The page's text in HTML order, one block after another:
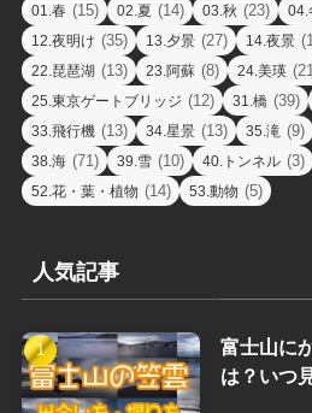
01.春 (15) 02.夏 (14) 03.秋 (23) 04.
12.夜明け (35) 13.夕景 (27) 14.夜景
22.琵琶湖 (13) 23.阿蘇 (8) 24.美瑛
25.東京ゲートブリッジ (12) 31.橋 (39)
33.飛行機 (13) 34.星景 (13) 35.滝 (9)
38.海 (71) 39.雪 (10) 40.トンネル (3)
52.花・葉・植物 (14) 53.動物 (5)
人気記事
富士山に
は？いつ